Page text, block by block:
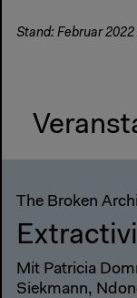
Stand: Februar 2022
The Broken
Mit Patricia
Siekmann,